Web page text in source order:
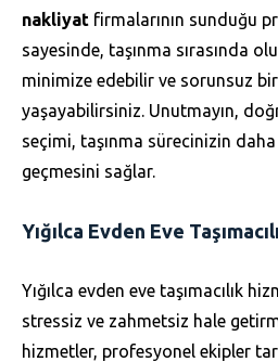
nakliyat firmalarının sunduğu
sayesinde, taşınma sırasında
minimize edebilir ve sorunsuz
yaşayabilirsiniz. Unutmayın,
seçimi, taşınma sürecinizin
geçmesini sağlar.
Yığılca Evden Eve
Yığılca evden eve taşımacılık
stressiz ve zahmetsiz hale
hizmetler, profesyonel ekipler